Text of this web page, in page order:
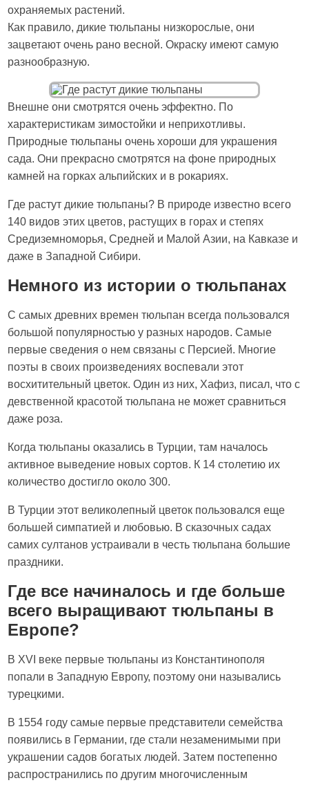
охраняемых растений.
Как правило, дикие тюльпаны низкорослые, они
зацветают очень рано весной. Окраску имеют самую
разнообразную.
Внешне они смотрятся очень эффектно. По
характеристикам зимостойки и неприхотливы.
Природные тюльпаны очень хороши для украшения
сада. Они прекрасно смотрятся на фоне природных
камней на горках альпийских и в рокариях.
Где растут дикие тюльпаны? В природе известно всего
140 видов этих цветов, растущих в горах и степях
Средиземноморья, Средней и Малой Азии, на Кавказе и
даже в Западной Сибири.
Немного из истории о тюльпанах
С самых древних времен тюльпан всегда пользовался
большой популярностью у разных народов. Самые
первые сведения о нем связаны с Персией. Многие
поэты в своих произведениях воспевали этот
восхитительный цветок. Один из них, Хафиз, писал, что с
девственной красотой тюльпана не может сравниться
даже роза.
Когда тюльпаны оказались в Турции, там началось
активное выведение новых сортов. К 14 столетию их
количество достигло около 300.
В Турции этот великолепный цветок пользовался еще
большей симпатией и любовью. В сказочных садах
самих султанов устраивали в честь тюльпана большие
праздники.
Где все начиналось и где больше
всего выращивают тюльпаны в
Европе?
В XVI веке первые тюльпаны из Константинополя
попали в Западную Европу, поэтому они назывались
турецкими.
В 1554 году самые первые представители семейства
появились в Германии, где стали незаменимыми при
украшении садов богатых людей. Затем постепенно
распространились по другим многочисленным